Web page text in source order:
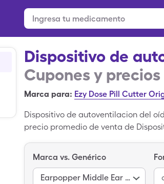
Dispositivo de
Cupones y precios
Marca para: Ezy Dose Pill Cutter
Dispositivo de autoventilacion del
precio promedio de venta de
una droga genérico; Hurricaine
Marca vs. Genérico
Earpopper Middle Ear Inflation